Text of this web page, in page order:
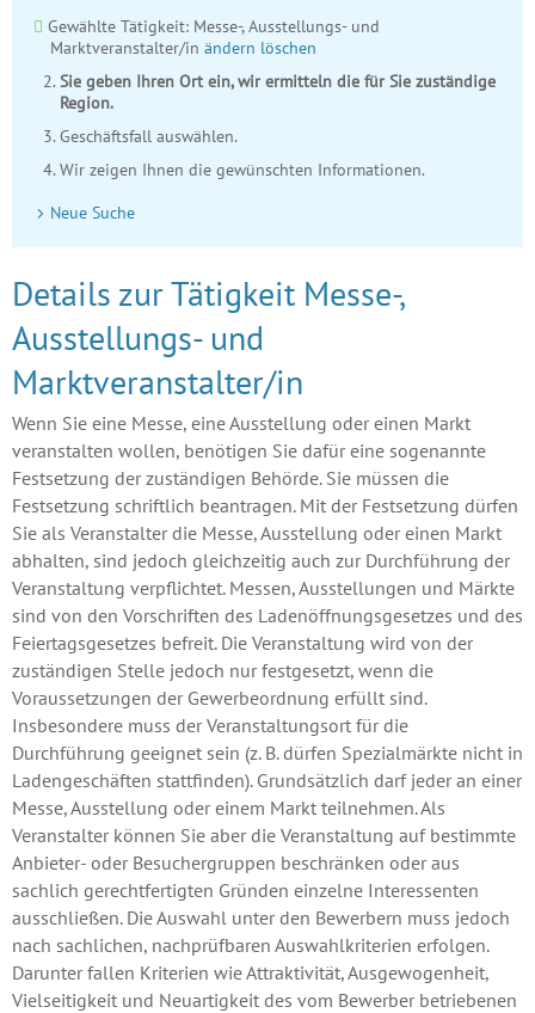
Gewählte Tätigkeit: Messe-, Ausstellungs- und
Marktveranstalter/in ändern löschen
Sie geben Ihren Ort ein, wir ermitteln die für Sie zuständige
Region.
Geschäftsfall auswählen.
Wir zeigen Ihnen die gewünschten Informationen.
Neue Suche
Details zur Tätigkeit Messe-,
Ausstellungs- und
Marktveranstalter/in
Wenn Sie eine Messe, eine Ausstellung oder einen Markt
veranstalten wollen, benötigen Sie dafür eine sogenannte
Festsetzung der zuständigen Behörde. Sie müssen die
Festsetzung schriftlich beantragen. Mit der Festsetzung dürfen
Sie als Veranstalter die Messe, Ausstellung oder einen Markt
abhalten, sind jedoch gleichzeitig auch zur Durchführung der
Veranstaltung verpflichtet. Messen, Ausstellungen und Märkte
sind von den Vorschriften des Ladenöffnungsgesetzes und des
Feiertagsgesetzes befreit. Die Veranstaltung wird von der
zuständigen Stelle jedoch nur festgesetzt, wenn die
Voraussetzungen der Gewerbeordnung erfüllt sind.
Insbesondere muss der Veranstaltungsort für die
Durchführung geeignet sein (z. B. dürfen Spezialmärkte nicht in
Ladengeschäften stattfinden). Grundsätzlich darf jeder an einer
Messe, Ausstellung oder einem Markt teilnehmen. Als
Veranstalter können Sie aber die Veranstaltung auf bestimmte
Anbieter- oder Besuchergruppen beschränken oder aus
sachlich gerechtfertigten Gründen einzelne Interessenten
ausschließen. Die Auswahl unter den Bewerbern muss jedoch
nach sachlichen, nachprüfbaren Auswahlkriterien erfolgen.
Darunter fallen Kriterien wie Attraktivität, Ausgewogenheit,
Vielseitigkeit und Neuartigkeit des vom Bewerber betriebenen